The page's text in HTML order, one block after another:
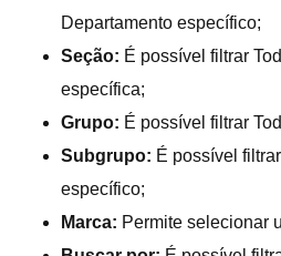
Departamento específico;
Seção: É possível filtrar
específica;
Grupo: É possível filtrar
Subgrupo: É possível
específico;
Marca: Permite selecionar